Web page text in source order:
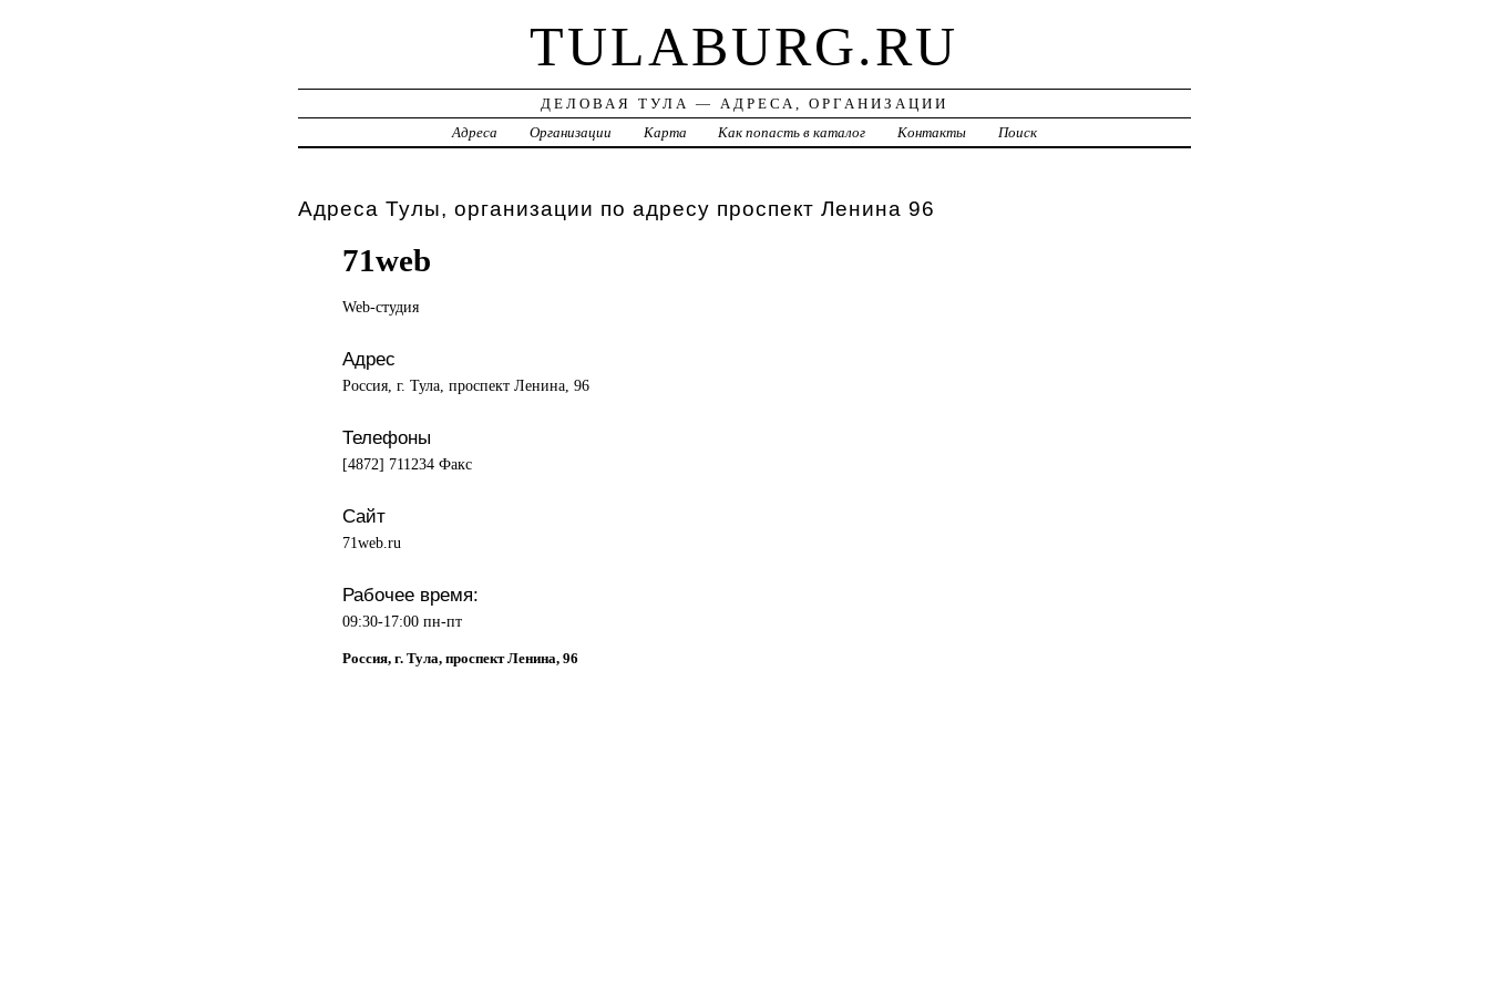
TULABURG.RU
ДЕЛОВАЯ ТУЛА — АДРЕСА, ОРГАНИЗАЦИИ
Адреса
Организации Карта Как попасть в каталог Контакты Поиск
Адреса Тулы, организации по адресу проспект Ленина 96
71web
Web-студия
Адрес
Россия, г. Тула, проспект Ленина, 96
Телефоны
[4872] 711234 Факс
Сайт
71web.ru
Рабочее время:
09:30-17:00 пн-пт
Россия, г. Тула, проспект Ленина, 96